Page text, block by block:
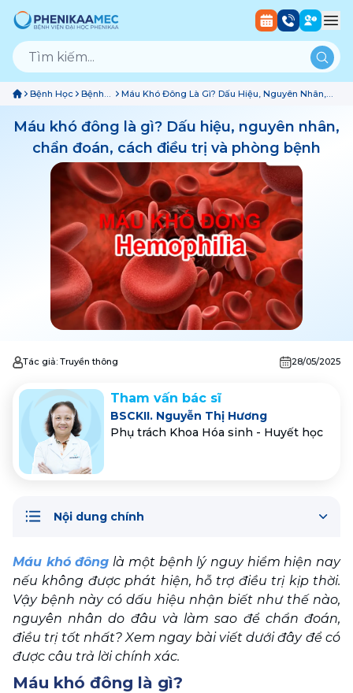
Bệnh Học
Bệnh
Về
Máu
Máu Khó Đông Là Gì? Dấu Hiệu, Nguyên Nhân,
Máu khó đông là gì? Dấu hiệu, nguyên nhân,
chẩn đoán, cách điều trị và phòng bệnh
Tác giả: Truyền thông 28/05/2025
Tham vấn bác sĩ
BSCKII. Nguyễn Thị Hương
Phụ trách Khoa Hóa sinh - Huyết học
Nội dung chính
Máu khó đông là một bệnh lý nguy hiểm hiện nay
nếu không được phát hiện, hỗ trợ điều trị kịp thời.
Vậy bệnh này có dấu hiệu nhận biết như thế nào,
nguyên nhân do đâu và làm sao để chẩn đoán,
điều trị tốt nhất? Xem ngay bài viết dưới đây để có
được câu trả lời chính xác.
Máu khó đông là gì?